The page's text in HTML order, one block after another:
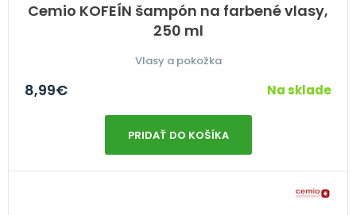
Cemio KOFEÍN šampón na farbené vlasy,
250 ml
Vlasy a pokožka
8,99€ Na sklade
PRIDAŤ DO KOŠÍKA